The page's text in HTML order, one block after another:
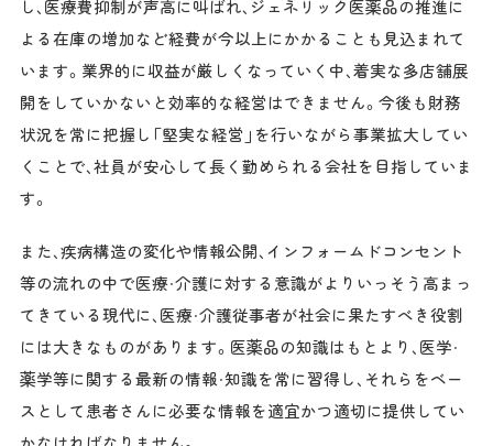
し、医療費抑制が声高に叫ばれ、ジェネリック医薬品の推進に
よる在庫の増加など経費が今以上にかかることも見込まれて
います。業界的に収益が厳しくなっていく中、着実な多店舗展
開をしていかないと効率的な経営はできません。今後も財務
状況を常に把握し「堅実な経営」を行いながら事業拡大してい
くことで、社員が安心して長く勤められる会社を目指していま
す。
また、疾病構造の変化や情報公開、インフォームドコンセント
等の流れの中で医療・介護に対する意識がよりいっそう高まっ
てきている現代に、医療・介護従事者が社会に果たすべき役割
には大きなものがあります。医薬品の知識はもとより、医学・
薬学等に関する最新の情報・知識を常に習得し、それらをベー
スとして患者さんに必要な情報を適宜かつ適切に提供してい